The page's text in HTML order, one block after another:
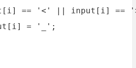
== '<' || input[i] ==
= '_';